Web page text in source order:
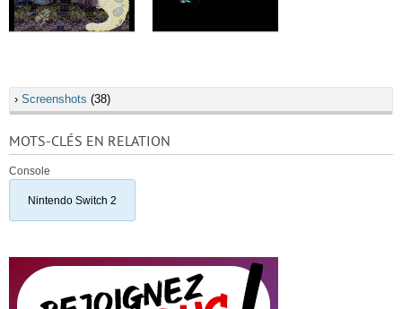
› Screenshots (38)
MOTS-CLÉS EN RELATION
Console
Nintendo Switch 2